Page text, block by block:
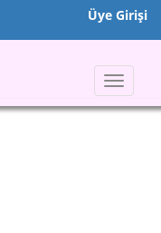
Üye Girişi
Toggle